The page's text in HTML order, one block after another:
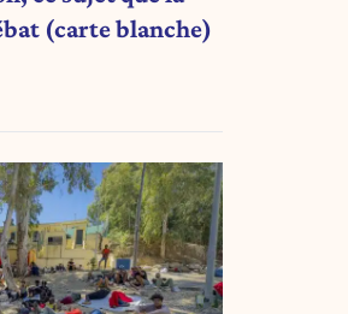
(carte blanche)